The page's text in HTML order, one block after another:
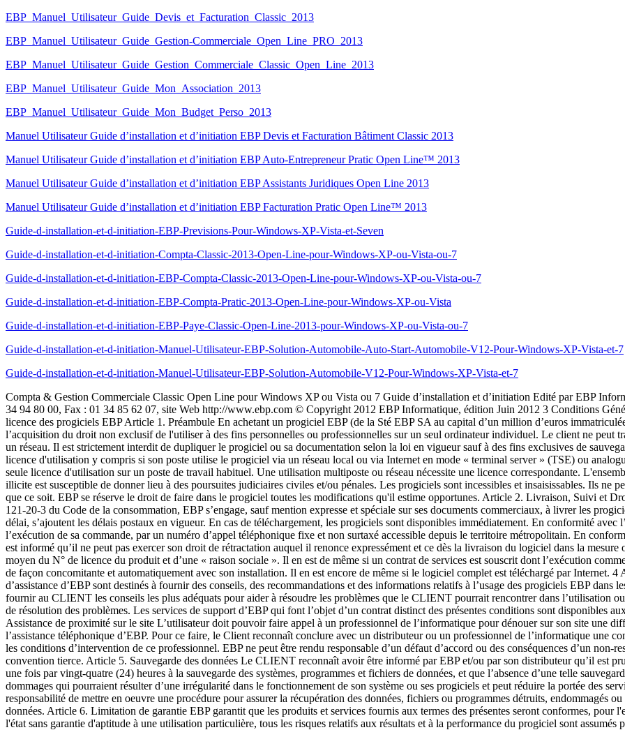
EBP_Manuel_Utilisateur_Guide_Devis_et_Facturation_Classic_2013
EBP_Manuel_Utilisateur_Guide_Gestion-Commerciale_Open_Line_PRO_2013
EBP_Manuel_Utilisateur_Guide_Gestion_Commerciale_Classic_Open_Line_2013
EBP_Manuel_Utilisateur_Guide_Mon_Association_2013
EBP_Manuel_Utilisateur_Guide_Mon_Budget_Perso_2013
Manuel Utilisateur Guide d’installation et d’initiation EBP Devis et Facturation Bâtiment Classic 2013
Manuel Utilisateur Guide d’installation et d’initiation EBP Auto-Entrepreneur Pratic Open Line™ 2013
Manuel Utilisateur Guide d’installation et d’initiation EBP Assistants Juridiques Open Line 2013
Manuel Utilisateur Guide d’installation et d’initiation EBP Facturation Pratic Open Line™ 2013
Guide-d-installation-et-d-initiation-EBP-Previsions-Pour-Windows-XP-Vista-et-Seven
Guide-d-installation-et-d-initiation-Compta-Classic-2013-Open-Line-pour-Windows-XP-ou-Vista-ou-7
Guide-d-installation-et-d-initiation-EBP-Compta-Classic-2013-Open-Line-pour-Windows-XP-ou-Vista-ou-7
Guide-d-installation-et-d-initiation-EBP-Compta-Pratic-2013-Open-Line-pour-Windows-XP-ou-Vista
Guide-d-installation-et-d-initiation-EBP-Paye-Classic-Open-Line-2013-pour-Windows-XP-ou-Vista-ou-7
Guide-d-installation-et-d-initiation-Manuel-Utilisateur-EBP-Solution-Automobile-Auto-Start-Automobile-V12-Pour-Windows-XP-Vista-et-7
Guide-d-installation-et-d-initiation-Manuel-Utilisateur-EBP-Solution-Automobile-V12-Pour-Windows-XP-Vista-et-7
Compta & Gestion Commerciale Classic Open Line pour Windows XP ou Vista ou 7 Guide d’installation et d’initiation Edité par EBP Informatique, Rue de Cutesson, BP 95 – 78513 Rambouillet Cedex Tél : 01 34 94 80 00, Fax : 01 34 85 62 07, site Web http://www.ebp.com © Copyright 2012 EBP Informatique, édition Juin 2012 3 Conditions Générales de Vente des produits et services EBP A. CGVU et Contrat de licence des progiciels EBP Article 1. Préambule En achetant un progiciel EBP (de la Sté EBP SA au capital d’un million d’euros immatriculée au RCS de Versailles N° 330 838 947), « le Client » fait l’acquisition du droit non exclusif de l'utiliser à des fins personnelles ou professionnelles sur un seul ordinateur individuel. Le client ne peut transférer ou laisser transférer le progiciel vers d'autres ordinateurs via un réseau. Il est strictement interdit de dupliquer le progiciel ou sa documentation selon la loi en vigueur sauf à des fins exclusives de sauvegarde. Chaque utilisateur sur son poste de travail doit bénéficier d'une licence d'utilisation y compris si son poste utilise le progiciel via un réseau local ou via Internet en mode « terminal server » (TSE) ou analogue. L'achat d'un progiciel « monoposte » ne donne droit qu'à UNE seule licence d'utilisation sur un poste de travail habituel. Une utilisation multiposte ou réseau nécessite une licence correspondante. L'ensemble des progiciels est protégé par le copyright d'EBP. Toute duplication illicite est susceptible de donner lieu à des poursuites judiciaires civiles et/ou pénales. Les progiciels sont incessibles et insaisissables. Ils ne peuvent faire l’objet d’un nantissement ou d’une location à aucun titre que ce soit. EBP se réserve le droit de faire dans le progiciel toutes les modifications qu'il estime opportunes. Article 2. Livraison, Suivi et Droit de rétractation (loi Chatel du 3 janvier 2008) En vertu de l’article L. 121-20-3 du Code de la consommation, EBP s’engage, sauf mention expresse et spéciale sur ses documents commerciaux, à livrer les progiciels au plus tard dans les 3 jours ouvrés qui suivent la commande. A ce délai, s’ajoutent les délais postaux en vigueur. En cas de téléchargement, les progiciels sont disponibles immédiatement. En conformité avec l’article L. 121-84-3 du Code de la consommation, le client peut suivre l’exécution de sa commande, par un numéro d’appel téléphonique fixe et non surtaxé accessible depuis le territoire métropolitain. En conformité avec l’article L. 121-20.2 du Code de la consommation, le client est informé qu’il ne peut pas exercer son droit de rétractation auquel il renonce expressément et ce dès la livraison du logiciel dans la mesure où le Client ou l’un de ses préposés fait une demande d’activation au moyen du N° de licence du produit et d’une « raison sociale ». Il en est de même si un contrat de services est souscrit dont l’exécution commence immédiatement à compter de l’activation du logiciel qui est fait de façon concomitante et automatiquement avec son installation. Il en est encore de même si le logiciel complet est téléchargé par Internet. 4 Article 3. Étendue des obligations de support d’EBP Les services d’assistance d’EBP sont destinés à fournir des conseils, des recommandations et des informations relatifs à l’usage des progiciels EBP dans les configurations matérielles et logicielles requises. EBP s’engage à fournir au CLIENT les conseils les plus adéquats pour aider à résoudre les problèmes que le CLIENT pourrait rencontrer dans l’utilisation ou le fonctionnement du progiciel, mais EBP ne donne aucune garantie de résolution des problèmes. Les services de support d’EBP qui font l’objet d’un contrat distinct des présentes conditions sont disponibles aux tarifs en vigueur et n’incluent pas le support sur site. Article 4. Assistance de proximité sur le site L’utilisateur doit pouvoir faire appel à un professionnel de l’informatique pour dénouer sur son site une difficulté technique dont la cause ne serait pas déterminée ou résolue par l’assistance téléphonique d’EBP. Pour ce faire, le Client reconnaît conclure avec un distributeur ou un professionnel de l’informatique une convention pour l’assister sur site en cas de besoin. Cette convention fixe les conditions d’intervention de ce professionnel. EBP ne peut être rendu responsable d’un défaut d’accord ou des conséquences d’un non-respect des obligations réciproques des parties convenues dans cette convention tierce. Article 5. Sauvegarde des données Le CLIENT reconnaît avoir être informé par EBP et/ou par son distributeur qu’il est prudent en termes de bonne gestion informatique, de procéder au moins une fois par vingt-quatre (24) heures à la sauvegarde des systèmes, programmes et fichiers de données, et que l’absence d’une telle sauvegarde réduit de manière significative ses chances de limiter l’impact des dommages qui pourraient résulter d’une irrégularité dans le fonctionnement de son système ou ses progiciels et peut réduire la portée des services de support fournis par EBP. Le CLIENT reconnaît qu’il est de sa responsabilité de mettre en oeuvre une procédure pour assurer la récupération des données, fichiers ou programmes détruits, endommagés ou perdus. EBP ne saurait être tenue responsable en cas de perte de données. Article 6. Limitation de garantie EBP garantit que les produits et services fournis aux termes des présentes seront conformes, pour l'essentiel, au besoin d’un utilisateur standard. Le progiciel est fourni en l'état sans garantie d'aptitude à une utilisation particulière, tous les risques relatifs aux résultats et à la performance du progiciel sont assumés par l'acheteur. En toute hypothèse, EBP n’assume que des obligations de moyens à l’exclusion de toute obligation de résultat. La présente garantie est exclusive de toute autre garantie. EBP exclut toute autre garantie expresse ou implicite y compris, de manière non limitative, toute garantie de qualité ou d’adéquation à un besoin particulier. En outre, le CLIENT reconnaît que la fourniture des services de support téléphonique dans le cadre d’un contrat d’assistance dépend de la disponibilité ininterrompue des moyens de communication et qu’EBP ne peut garantir une telle disponibilité. Certaines fonctions d'échange de données (transfert de fichiers xml ou autres) vers une application tierce ne seront effectives que si le contrat de services correspondant est souscrit auprès d'EBP en sus d'éventuels autres abonnement auprès de tiers. 5 Article 7. Limitations de responsabilité Sauf disposition contraire d’ordre public, EBP ou ses